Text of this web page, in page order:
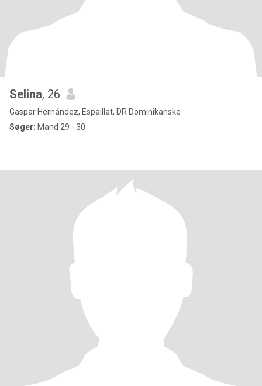
Selina, 26
Gaspar Hernández, Espaillat, DR Dominikanske
Søger: Mand 29 - 30